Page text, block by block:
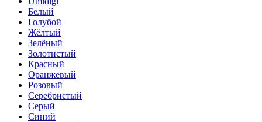
Белый
Голубой
Жёлтый
Зелёный
Золотистый
Красный
Оранжевый
Розовый
Серебристый
Серый
Синий